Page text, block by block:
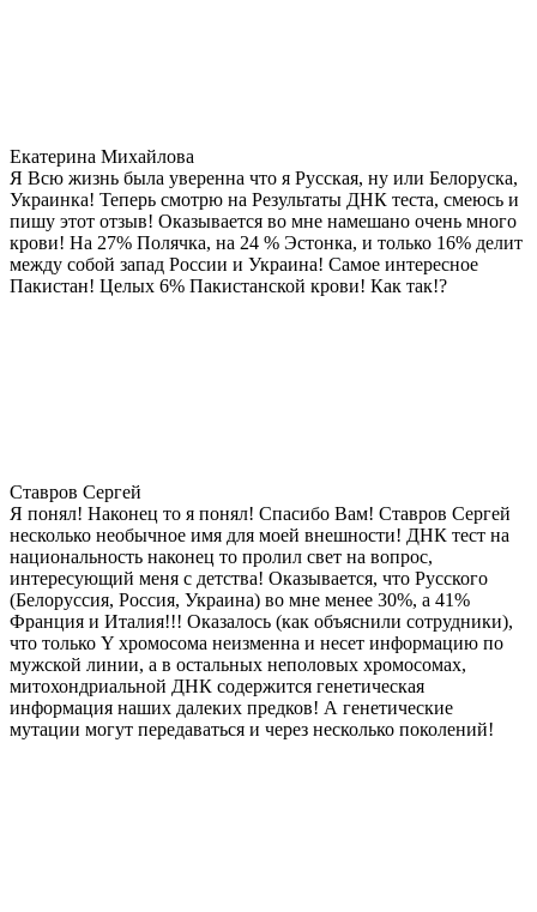
Екатерина Михайлова
Я Всю жизнь была уверенна что я Русская, ну или Белоруска,
Украинка! Теперь смотрю на Результаты ДНК теста, смеюсь и
пишу этот отзыв! Оказывается во мне намешано очень много
крови! На 27% Полячка, на 24 % Эстонка, и только 16% делит
между собой запад России и Украина! Самое интересное
Пакистан! Целых 6% Пакистанской крови! Как так!?
Ставров Сергей
Я понял! Наконец то я понял! Спасибо Вам! Ставров Сергей
несколько необычное имя для моей внешности! ДНК тест на
национальность наконец то пролил свет на вопрос,
интересующий меня с детства! Оказывается, что Русского
(Белоруссия, Россия, Украина) во мне менее 30%, а 41%
Франция и Италия!!! Оказалось (как объяснили сотрудники),
что только Y хромосома неизменна и несет информацию по
мужской линии, а в остальных неполовых хромосомах,
митохондриальной ДНК содержится генетическая
информация наших далеких предков! А генетические
мутации могут передаваться и через несколько поколений!